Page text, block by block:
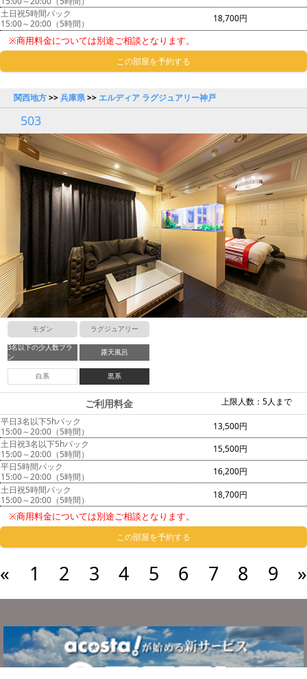
土日祝5時間パック
15:00～20:00（5時間）
18,700円
※商用料金については別途ご相談となります。
この部屋を予約する
関西地方>>兵庫県>> エルディア ラグジュアリー神戸
503
モダン ラグジュアリー
3名以下の少人数プラ
ン
露天風呂
白系 黒系
上限人数：5人まで
ご利用料金
平日3名以下5hパック
15:00～20:00（5時間）
13,500円
土日祝3名以下5hパック
15:00～20:00（5時間）
15,500円
平日5時間パック
15:00～20:00（5時間）
16,200円
土日祝5時間パック
15:00～20:00（5時間）
18,700円
※商用料金については別途ご相談となります。
この部屋を予約する
« 1 2 3 4 5 6 7 8 9 »